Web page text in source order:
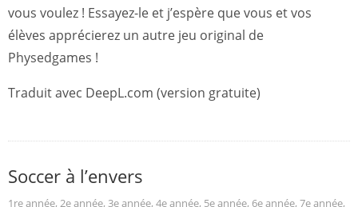
vous voulez ! Essayez-le et j’espère que vous et vos
élèves apprécierez un autre jeu original de
Physedgames !
Traduit avec DeepL.com (version gratuite)
Soccer à l’envers
1re année, 2e année, 3e année, 4e année, 5e année, 6e année, 7e année,